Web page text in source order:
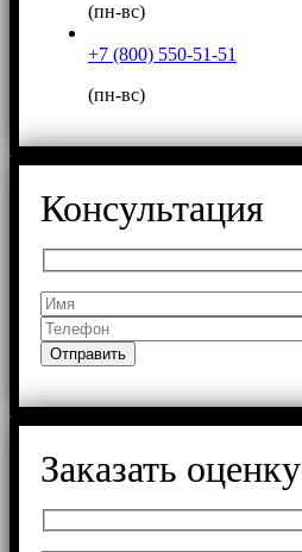
(пн-вс)
+7 (800) 550-51-51
(пн-вс)
Консультация
Заказать оценку